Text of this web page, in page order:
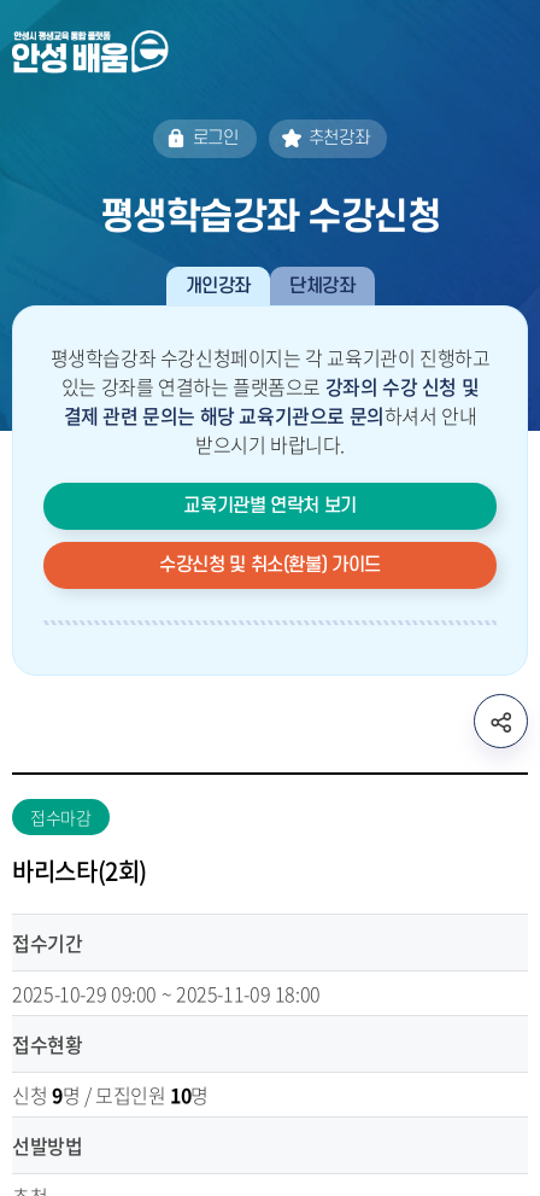
로그인 추천강좌
평생학습강좌 수강신청
개인강좌 단체강좌
평생학습강좌 수강신청페이지는 각 교육기관이 진행하고
있는 강좌를 연결하는 플랫폼으로 강좌의 수강 신청 및
결제 관련 문의는 해당 교육기관으로 문의하셔서 안내
받으시기 바랍니다.
교육기관별 연락처 보기
수강신청 및 취소(환불) 가이드
sns
공
유
기
접수마감
바리스타(2회)
접수기간
2025-10-29 09:00 ~ 2025-11-09 18:00
접수현황
신청 9명 / 모집인원 10명
선발방법